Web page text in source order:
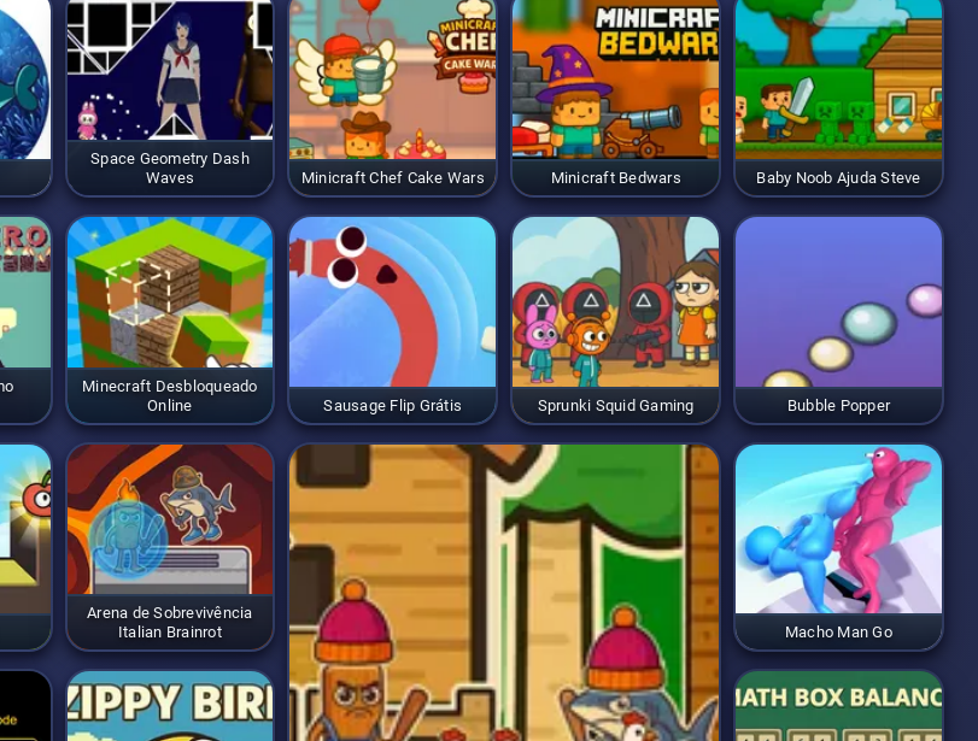
Space Geometry Dash
Waves
Minicraft Chef Cake Wars Minicraft Bedwars Baby Noob Ajuda Steve
Minecraft Desbloqueado
Online
Sausage Flip Grátis Sprunki Squid Gaming Bubble Popper
Arena de Sobrevivência
Italian Brainrot
Macho Man Go